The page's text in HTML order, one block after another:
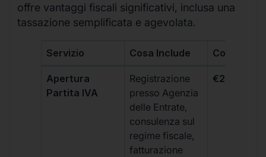
offre vantaggi fiscali significativi, inclusa una
tassazione semplificata e agevolata.
Servizio Cosa Include Costo
Apertura
Partita IVA
Registrazione
presso Agenzia
delle Entrate,
consulenza sul
regime fiscale,
fatturazione
€264 +